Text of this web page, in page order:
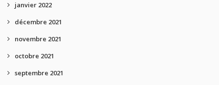
janvier 2022
décembre 2021
novembre 2021
octobre 2021
septembre 2021